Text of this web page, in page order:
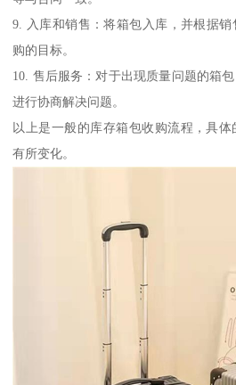
9. 入库和销售：将箱包入库，并根据
购的目标。
10. 售后服务：对于出现质量问题的箱
进行协商解决问题。
以上是一般的库存箱包收购流程，具
有所变化。